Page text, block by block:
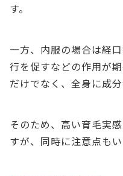
す。
一方、内服の場合は経
行を促すなどの作用が
だけでなく、全身に成
そのため、高い育毛実
すが、同時に注意点もい